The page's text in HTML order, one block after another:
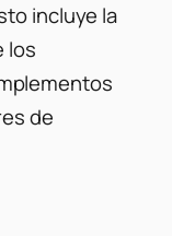
incluye la
los
de